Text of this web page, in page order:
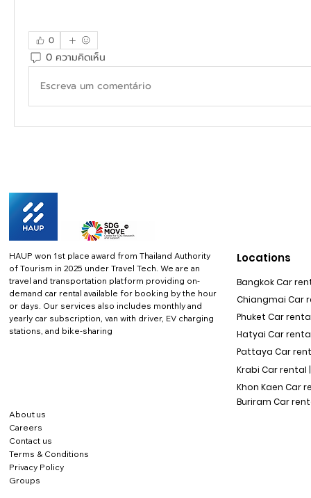
0
0 ความคิดเห็น
Escreva um comentário
HAUP won 1st place award from Thailand Authority
of Tourism in 2025 under Travel Tech. We are an
travel and transportation platform providing on-
demand car rental available for booking by the hour
or days. Our services also includes monthly and
yearly car subscription, van with driver, EV charging
stations, and bike-sharing
About us
Careers
Contact us
Terms & Conditions
Privacy Policy
Locations
Bangkok Car
Chiangmai Car
Phuket Car rental
Hatyai Car
Pattaya Car
Krabi Car rental |
Khon Kaen Car
Buriram Car
Groups